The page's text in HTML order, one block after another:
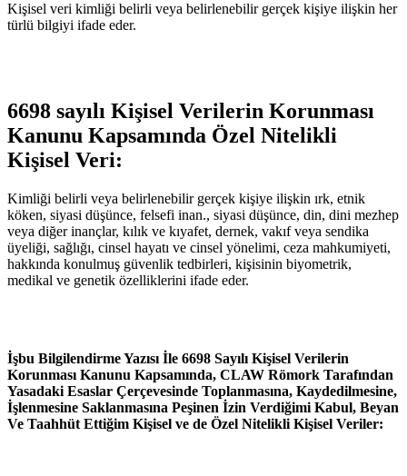
Kişisel veri kimliği belirli veya belirlenebilir gerçek kişiye ilişkin her
türlü bilgiyi ifade eder.
6698 sayılı Kişisel Verilerin Korunması
Kanunu Kapsamında Özel Nitelikli
Kişisel Veri:
Kimliği belirli veya belirlenebilir gerçek kişiye ilişkin ırk, etnik
köken, siyasi düşünce, felsefi inan., siyasi düşünce, din, dini mezhep
veya diğer inançlar, kılık ve kıyafet, dernek, vakıf veya sendika
üyeliği, sağlığı, cinsel hayatı ve cinsel yönelimi, ceza mahkumiyeti,
hakkında konulmuş güvenlik tedbirleri, kişisinin biyometrik,
medikal ve genetik özelliklerini ifade eder.
İşbu Bilgilendirme Yazısı İle 6698 Sayılı Kişisel Verilerin
Korunması Kanunu Kapsamında, CLAW Römork Tarafından
Yasadaki Esaslar Çerçevesinde Toplanmasına, Kaydedilmesine,
İşlenmesine Saklanmasına Peşinen İzin Verdiğimi Kabul, Beyan
Ve Taahhüt Ettiğim Kişisel ve de Özel Nitelikli Kişisel Veriler: